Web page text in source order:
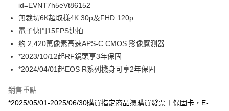
玉山商業銀行
台新國際商業銀行
中國信託商業銀行
台灣樂天信用卡公司
玉山商業銀行
星展（台灣）商業銀行
台新國際商業銀行
台灣樂天信用卡公司
匯豐（台灣）商業銀行
聯邦商業銀行
遠東國際商業銀行
元大商業銀行
玉山商業銀行
台新國際商業銀行
中國信託商業銀行
台灣樂天信用卡公司
街口支付
悠遊付
Google Pay
全支付
全盈+PAY
AFTEE先享後付
id=EVNT7h5eVt86152
無裁切6K超取樣4K 30p及FHD 120p
電子快門15FPS連拍
約 2,420萬像素高速APS-C CMOS 影像感測器
*2023/10/12起RF鏡頭享3年保固
*2024/04/01起EOS R系列機身可享2年保固
銷售重點
*2025/05/01-2025/06/30購買指定商品憑購買發票＋保固卡，E-